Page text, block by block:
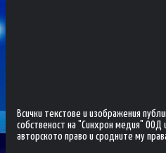
Всички текстове и изображения
собственост на "Синхрон медия" ООД
авторското право и сродните му